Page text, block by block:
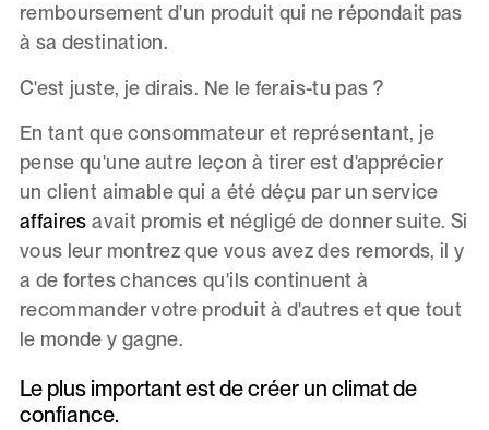
remboursement d'un produit qui ne répondait pas
à sa destination.
C'est juste, je dirais. Ne le ferais-tu pas ?
En tant que consommateur et représentant, je
pense qu'une autre leçon à tirer est d'apprécier
un client aimable qui a été déçu par un service
affaires avait promis et négligé de donner suite. Si
vous leur montrez que vous avez des remords, il y
a de fortes chances qu'ils continuent à
recommander votre produit à d'autres et que tout
le monde y gagne.
Le plus important est de créer un climat de
confiance.